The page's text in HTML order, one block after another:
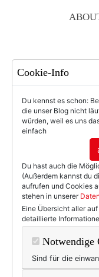
Cookie-Info
Du kennst es schon:
die unser Blog nicht
würden, weil es uns
einfach
Du hast auch die
(Außerdem kannst du
aufrufen und Cookies
stehen in unserer
Eine Übersicht aller
detaillierte
Notwendige
Sind für die